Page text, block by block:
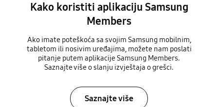
Kako koristiti aplikaciju Samsung
Members
Ako imate poteškoća sa svojim Samsung mobilnim,
tabletom ili nosivim uređajima, možete nam poslati
pitanje putem aplikacije Samsung Members.
Saznajte više o slanju izvještaja o grešci.
Saznajte više